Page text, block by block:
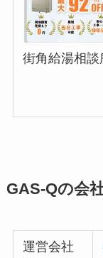
街角給湯相談
GAS-Qの会
運営会社